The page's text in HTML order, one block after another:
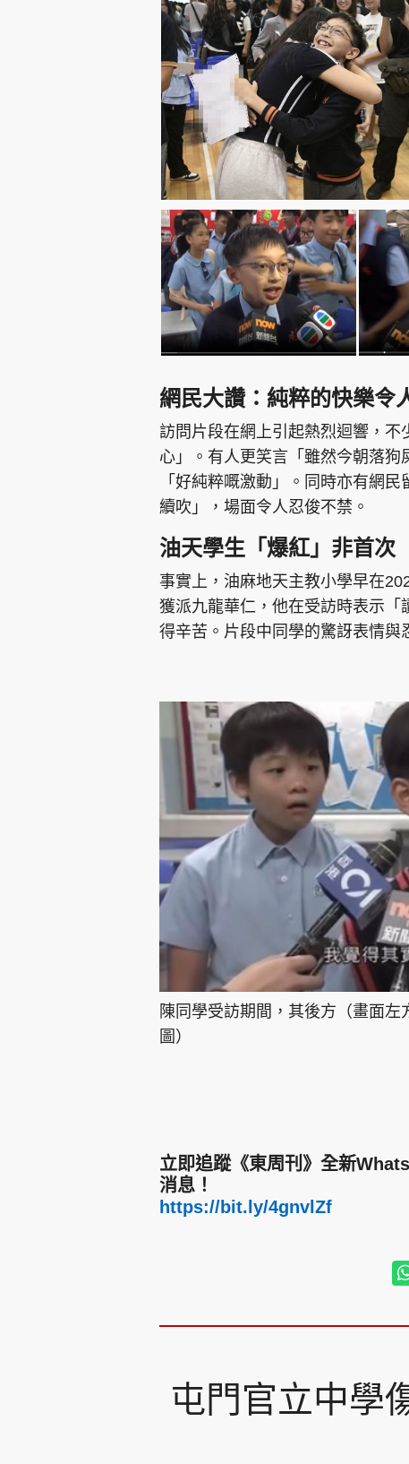
網民大讚：純粹的快樂令
訪問片段在網上引起熱烈迴響，不
心」。有人更笑言「雖然今朝落
「好純粹嘅激動」。同時亦有網
續吹」，場面令人忍俊不禁。
油天學生「爆紅」非首次
事實上，油麻地天主教小學早在
獲派九龍華仁，他在受訪時表示
得辛苦。片段中同學的驚訝表情與
陳同學受訪期間，其後方（畫面
圖）
立即追蹤《東周刊》全新
消息！
https://bit.ly/4gnvlZf
屯門官立中學